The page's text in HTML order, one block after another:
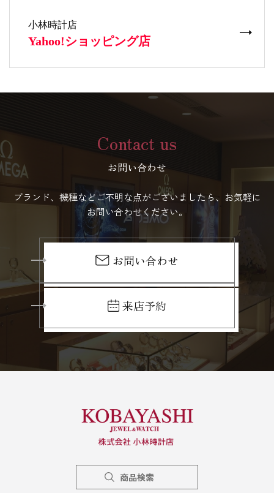
Contact us
お問い合わせ
ブランド、機種などご不明な点がございましたら、お気軽に
お問い合わせください。
お問い合わせ
来店予約
商品検索